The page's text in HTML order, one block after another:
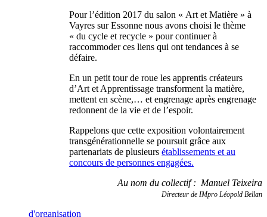
Pour l’édition 2017 du salon « Art et Matière » à
Vayres sur Essonne nous avons choisi le thème
« du cycle et recycle » pour continuer à
raccommoder ces liens qui ont tendances à se
défaire.
En un petit tour de roue les apprentis créateurs
d’Art et Apprentissage transforment la matière,
mettent en scène,… et engrenage après engrenage
redonnent de la vie et de l’espoir.
Rappelons que cette exposition volontairement
transgénérationnelle se poursuit grâce aux
partenariats de plusieurs établissements et au
concours de personnes engagées.
Au nom du collectif : Manuel Teixeira
Directeur de IMpro Léopold Bellan
d'organisation